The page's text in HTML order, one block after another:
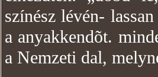
színész lévén-
a anyakkendõt.
a Nemzeti dal,